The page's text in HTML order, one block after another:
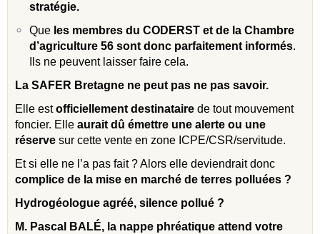
stratégie.
Que les membres du CODERST et de la Chambre
d’agriculture 56 sont donc parfaitement informés.
Ils ne peuvent laisser faire cela.
La SAFER Bretagne ne peut pas ne pas savoir.
Elle estofficiellement destinataire de tout mouvement
foncier. Elle aurait dû émettre une alerte ou une
réserve sur cette vente en zone ICPE/CSR/servitude.
Et si elle ne l’a pas fait ? Alors elle deviendrait donc
complice de la mise en marché de terres polluées ?
Hydrogéologue agréé, silence pollué ?
M. Pascal BALÉ, la nappe phréatique attend votre